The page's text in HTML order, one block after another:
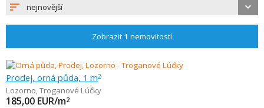
nejnovější
Zobrazit 1 nemovitostí
Prodej, orná půda, 1 m2
Lozorno,Troganové Lúčky
185,00 EUR/m2